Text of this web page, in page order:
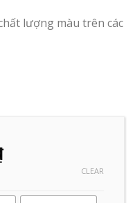
lượng màu trên các
CLEAR